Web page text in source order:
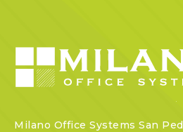
Milano Office Systems San